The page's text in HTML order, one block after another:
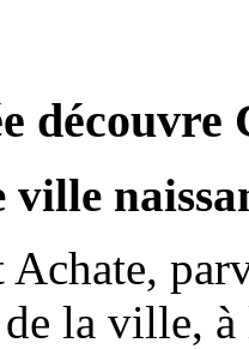
découvre
ville
Achate,
la ville,